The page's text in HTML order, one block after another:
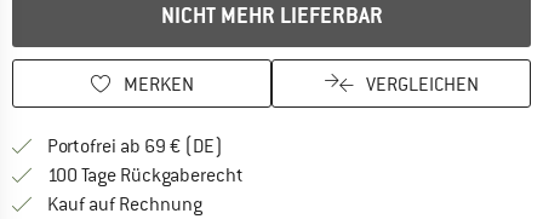
NICHT MEHR LIEFERBAR
MERKEN VERGLEICHEN
Portofrei ab 69 € (DE)
100 Tage Rückgaberecht
Kauf auf RechnungFinde die Zahlungs-Infos hier! Öffnet